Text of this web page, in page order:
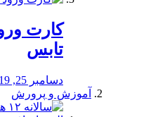
کارت
تابس
دسامبر 25, 2019
آموزش و پرورش